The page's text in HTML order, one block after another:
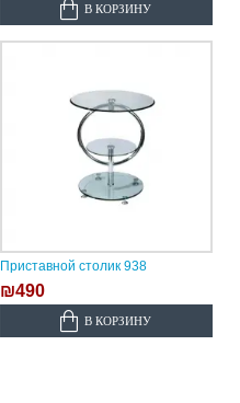
В КОРЗИНУ
Приставной столик 938
₪490
В КОРЗИНУ